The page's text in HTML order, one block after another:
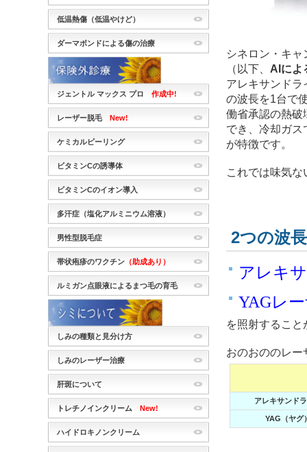
シネロン・キ
（以下、 AIによ
アレキサンド
の波長を1台で
働省承認の熱破
でき、冷却ガ
が特徴です。
これでは味気
2つの波
アレキ
YAGレ
を照射すること
おのおののレ
アレキサンド
YAG（ヤグ
低温熱傷（低温やけど）
ダーマボンドによる傷の治療
ジェントル マックス プロ 作成中!
レーザー脱毛New!
ケミカルピーリング
ビタミンCの誘導体
ビタミンCのイオン導入
多汗症（塩化アルミニウム溶液）
男性型脱毛症
帯状疱疹のワクチン （助成あり）
ルミガン点眼液によるまつ毛の育毛
しみの種類と見分け方
しみのレーザー治療
肝斑について
トレチノインクリーム New!
ハイドロキノンクリーム